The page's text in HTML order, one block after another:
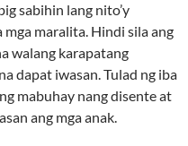
sabihin lang nito’y
mga maralita. Hindi sila ang
walang karapatang
dapat iwasan. Tulad ng iba
mabuhay nang disente at
ang mga anak.